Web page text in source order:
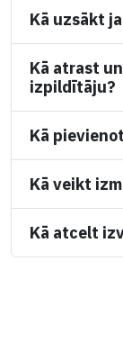
Kā uzsākt
Kā atrast
izpildītāju?
Kā
Kā veikt
Kā atcelt